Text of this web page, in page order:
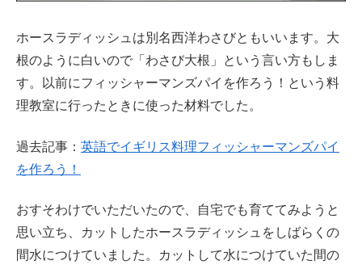
ホースラディッシュは別名西洋わさびともいいます。大
根のように白いので「わさび大根」という言い方もしま
す。以前にフィッシャーマンズパイを作ろう！という料
理教室に行ったときに使った材料でした。
過去記事： 英語でイギリス料理フィッシャーマンズパイ
を作ろう！
おすそわけでいただいたので、自宅でも育ててみようと
思い立ち、カットしたホースラディッシュをしばらくの
間水につけていました。カットして水につけていた間の